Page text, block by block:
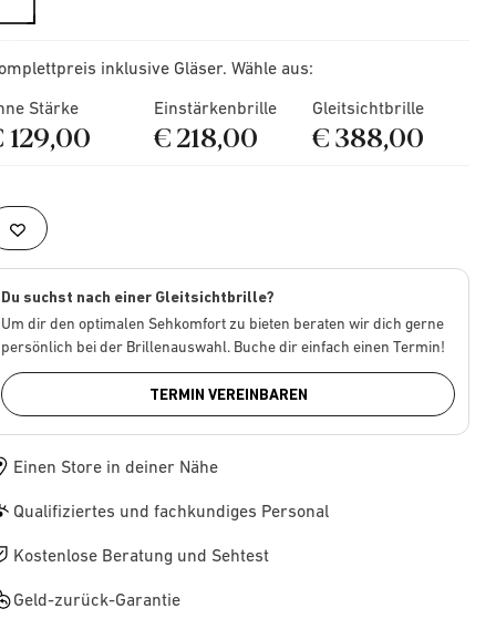
selected
inklusive Gläser. Wähle aus:
Stärke
129,00
Einstärkenbrille
€ 218,00
Gleitsichtbrille
€ 388,00
Du suchst nach einer Gleitsichtbrille?
Um dir den optimalen Sehkomfort zu bieten beraten wir dich gerne
persönlich bei der Brillenauswahl. Buche dir einfach einen Termin!
TERMIN VEREINBAREN
Einen Store in deiner Nähe
Qualifiziertes und fachkundiges Personal
Kostenlose Beratung und Sehtest
Geld-zurück-Garantie